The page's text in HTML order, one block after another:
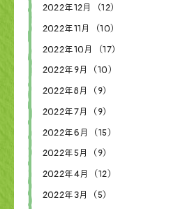
2022年12月（12）
2022年11月（10）
2022年10月（17）
2022年9月（10）
2022年8月（9）
2022年7月（9）
2022年6月（15）
2022年5月（9）
2022年4月（12）
2022年3月（5）